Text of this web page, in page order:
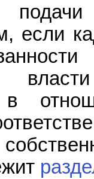
если
в